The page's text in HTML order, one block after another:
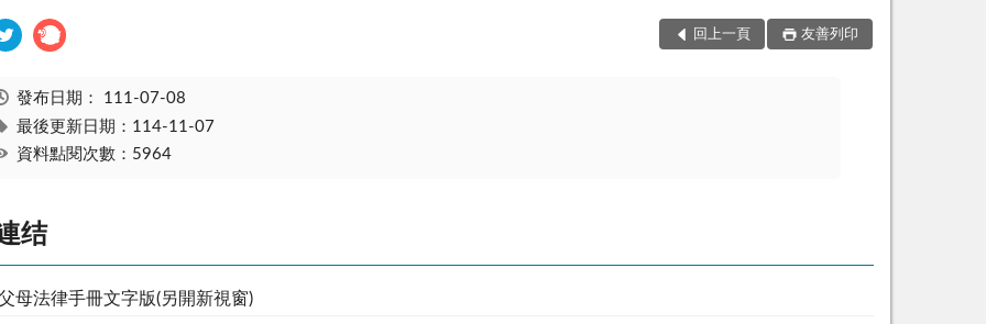
回上一頁 友善列印
發布日期： 111-07-08
最後更新日期：114-11-07
資料點閱次數：5964
结
母法律手冊文字版(另開新視窗)